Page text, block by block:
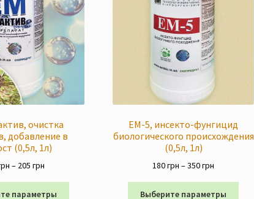
очистка
добавление в
(0,5л, 1л)
– 205 грнДиапазон
110 грн
параметры
ЕМ-5, инсекто-фунгицид
биологического происхождения
(0,5л, 1л)
180грн –350грн
180 грн
Выберите параметры